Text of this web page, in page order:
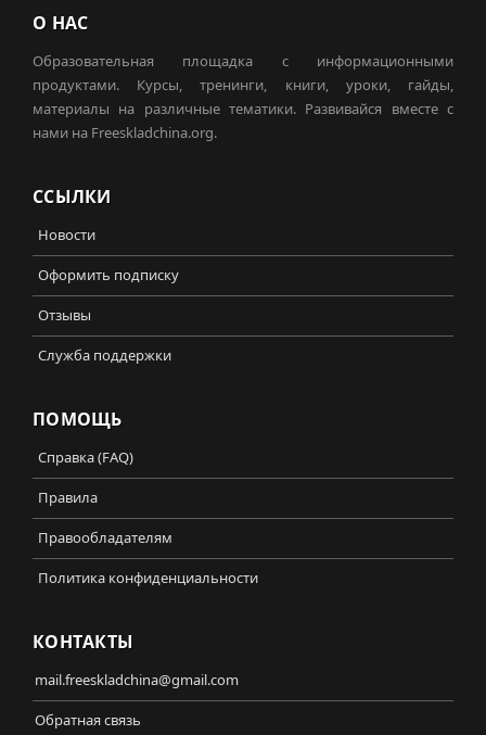
О НАС
Образовательная площадка с информационными
продуктами. Курсы, тренинги, книги, уроки, гайды,
материалы на различные тематики. Развивайся вместе с
нами на Freeskladchina.org.
ССЫЛКИ
Новости
Оформить подписку
Отзывы
Служба поддержки
ПОМОЩЬ
Справка (FAQ)
Правила
Правообладателям
Политика конфиденциальности
КОНТАКТЫ
mail.freeskladchina@gmail.com
Обратная связь